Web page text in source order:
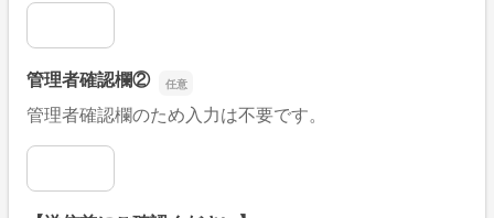
管理者確認欄①
管理者確認欄②
管理者確認欄のため入力は不要です。
管理者確認欄②